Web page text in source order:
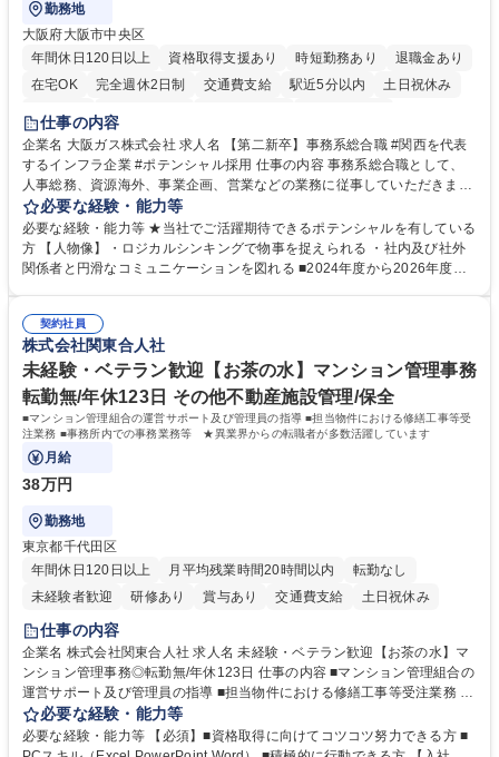
勤務地
大阪府大阪市中央区
年間休日120日以上
資格取得支援あり 時短勤務あり
退職金あり
在宅OK
完全週休2日制 交通費支給 駅近5分以内
土日祝休み
服装自由
第二新卒歓迎
仕事の内容
企業名 大阪ガス株式会社 求人名 【第二新卒】事務系総合職 #関西を代表
するインフラ企業 #ポテンシャル採用 仕事の内容 事務系総合職として、
人事総務、資源海外、事業企画、営業などの業務に従事していただきま
す。 【業務内容の一例】■所属事業部の勤労業務 ■海外に関係する各種業
務 ■営業部門の企画スタッフ、ルート営業 【キャリアパス】入社後の配属
ポジションで一定期間ご活躍頂いた後、本人の適性及び将来のキャリアを
鑑みてジョブローテーションを行います。 【育成】OJTでの現場育成や研
表するインフラ企業 #ポテンシャル採用
必要な経験・能力等
必要な経験・能力等 ★当社でご活躍期待できるポテンシャルを有している
方 【人物像】・ロジカルシンキングで物事を捉えられる ・社内及び社外
関係者と円滑なコミュニケーションを図れる ■2024年度から2026年度ま
72.html ■エネルギーセキュリティの不安定化や気候変動による自然災害の
甚大化など、これまで以上に社会課題解決の重要性が高まっています。
「未来の日常」の創造に向けて持続可能な社会の実現に貢献してまいりま
す。 学歴・資格 学歴：大学院 大学 語学力： 資格：
契約社員
株式会社関東合人社
未経験・ベテラン歓迎【お茶の水】マンション管理事務
転勤無/年休123日 その他不動産施設管理/保全
■マンション管理組合の運営サポート及び管理員の指導 ■担当物件における修繕工事等受
注業務 ■事務所内での事務業務等 ★異業界からの転職者が多数活躍しています
月給
38万円
勤務地
東京都千代田区
年間休日120日以上
月平均残業時間20時間以内
転勤なし
未経験者歓迎
研修あり 賞与あり 交通費支給 土日祝休み
仕事の内容
企業名 株式会社関東合人社 求人名 未経験・ベテラン歓迎【お茶の水】マ
ンション管理事務◎転勤無/年休123日 仕事の内容 ■マンション管理組合の
運営サポート及び管理員の指導 ■担当物件における修繕工事等受注業務 ■
事務所内での事務業務等 ★異業界からの転職者が多数活躍しています
【年収補足】532万円 ＋別途インセンティヴで平均約100万円/年（昨年度
実績） ＋管理業務主任者資格手当50,000円/月 ★親会社である株式会社合
必要な経験・能力等
必要な経験・能力等 【必須】■資格取得に向けてコツコツ努力できる方 ■